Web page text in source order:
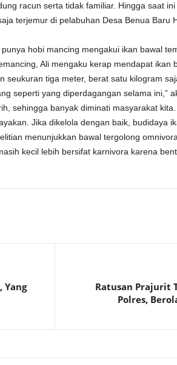
racun serta tidak familiar. Hingga saat
terjemur di pelabuhan Desa Benua Baru
hobi mancing mengakui ikan bawal
Ali mengaku kerap mendapat ikan
seukuran tiga meter, berat satu kilogram
seperti yang diperdagangan selama ini,”
sehingga banyak diminati masyarakat
Jika dikelola dengan baik, budidaya
menunjukkan bawal tergolong
kecil lebih bersifat karnivora karena
Yang
Ratusan Prajurit
Polres,